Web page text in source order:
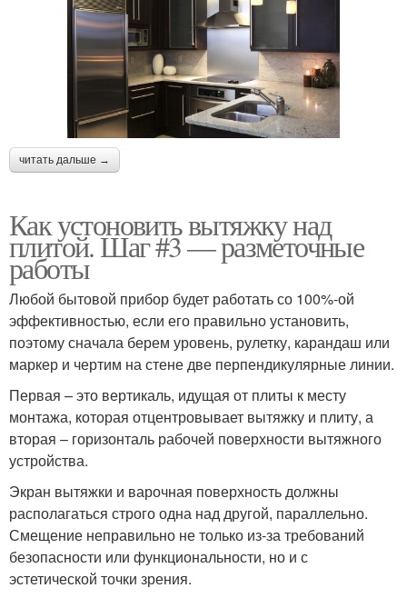
читать дальше →
Как устоновить вытяжку над
плитой. Шаг #3 — разметочные
работы
Любой бытовой прибор будет работать со 100%-ой
эффективностью, если его правильно установить,
поэтому сначала берем уровень, рулетку, карандаш или
маркер и чертим на стене две перпендикулярные линии.
Первая – это вертикаль, идущая от плиты к месту
монтажа, которая отцентровывает вытяжку и плиту, а
вторая – горизонталь рабочей поверхности вытяжного
устройства.
Экран вытяжки и варочная поверхность должны
располагаться строго одна над другой, параллельно.
Смещение неправильно не только из-за требований
безопасности или функциональности, но и с
эстетической точки зрения.